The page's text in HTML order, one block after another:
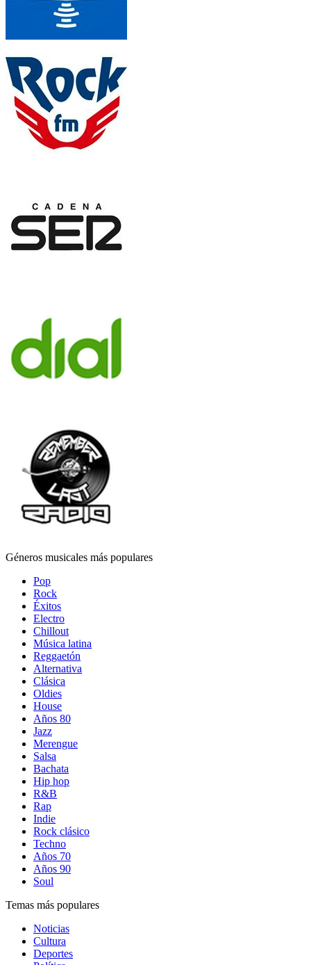
Géneros musicales más populares
Pop
Rock
Éxitos
Electro
Chillout
Música latina
Reggaetón
Alternativa
Clásica
Oldies
House
Años 80
Jazz
Merengue
Salsa
Bachata
Hip hop
R&B
Rap
Indie
Rock clásico
Techno
Años 70
Años 90
Soul
Temas más populares
Noticias
Cultura
Deportes